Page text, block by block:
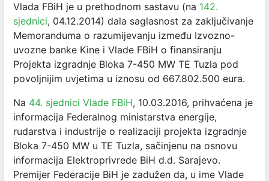
Vlada FBiH je u prethodnom sastavu (na 142.
sjednici, 04.12.2014) dala saglasnost za zaključivanje
Memoranduma o razumijevanju između Izvozno-
uvozne banke Kine i Vlade FBiH o finansiranju
Projekta izgradnje Bloka 7-450 MW TE Tuzla pod
povoljnijim uvjetima u iznosu od 667.802.500 eura.
Na 44. sjednici Vlade FBiH, 10.03.2016, prihvaćena je
informacija Federalnog ministarstva energije,
rudarstva i industrije o realizaciji projekta izgradnje
Bloka 7-450 MW u TE Tuzla, sačinjenu na osnovu
informacija Elektroprivrede BiH d.d. Sarajevo.
Premijer Federacije BiH je zadužen da, u ime Vlade